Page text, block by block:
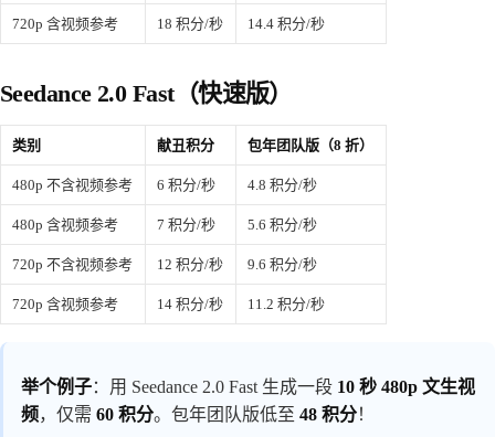
720p 含视频参考 18 积分/秒 14.4 积分/秒
Seedance 2.0 Fast（快速版）
类别 献丑积分 包年团队版（8 折）
480p 不含视频参考 6 积分/秒 4.8 积分/秒
480p 含视频参考 7 积分/秒 5.6 积分/秒
720p 不含视频参考 12 积分/秒 9.6 积分/秒
720p 含视频参考 14 积分/秒 11.2 积分/秒
举个例子：用 Seedance 2.0 Fast 生成一段 10 秒 480p 文生视
频，仅需 60 积分。包年团队版低至 48 积分！